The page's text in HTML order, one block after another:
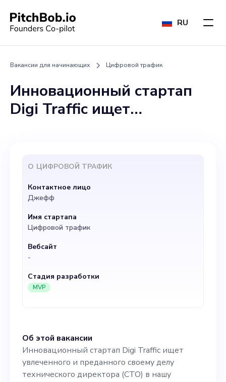
RU
Вакансии для начинающих Цифровой трафик
Инновационный стартап
Digi Traffic ищет
директора (CTO) в нашу
команду. Мы
сосредоточены на
расширении прав и
возможностей
специалистов по
цифровому маркетингу с
помощью инновационных
Потенциальный кандидат
будет работать рука об
Об этой вакансии
Инновационный стартап Digi Traffic ищет
увлеченного и преданного своему делу
технического директора (CTO) в нашу
О ЦИФРОВОЙ ТРАФИК
Контактное лицо
Джефф
Имя стартапа
Цифровой трафик
Вебсайт
-
Стадия разработки
MVP